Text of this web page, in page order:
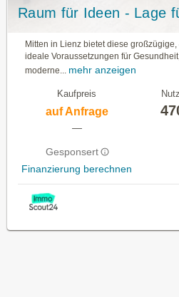
Raum für Ideen - Lage
Mitten in Lienz bietet diese
ideale Voraussetzungen für
moderne...
mehr anzeigen
Kaufpreis
auf Anfrage
—
Gesponsert
Finanzierung berechnen